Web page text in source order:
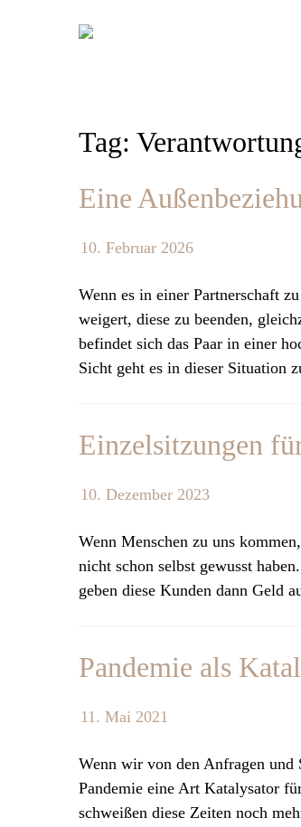
Tag:
Eine
10. Februar 2026
Wenn es in einer Partnerschaft
weigert, diese zu beenden,
befindet sich das Paar in einer
Sicht geht es in dieser Situation
Einzelsitzungen
10. Dezember 2023
Wenn Menschen zu uns
nicht schon selbst gewusst
geben diese Kunden dann Geld
Pandemie als
11. Mai 2021
Wenn wir von den Anfragen und
Pandemie eine Art Katalysator
schweißen diese Zeiten noch